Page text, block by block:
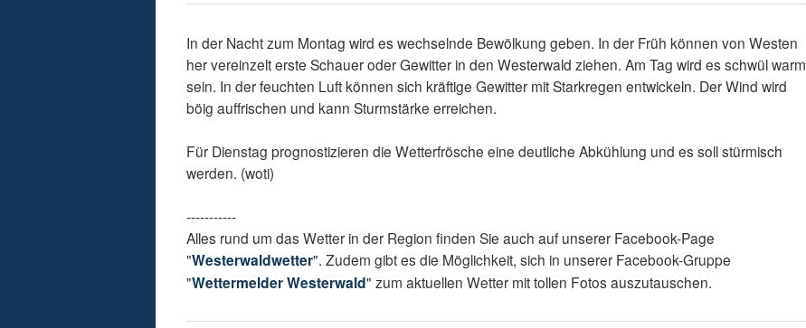
In der Nacht zum Montag wird es wechselnde Bewölkung geben. In der Früh können von Westen
her vereinzelt erste Schauer oder Gewitter in den Westerwald ziehen. Am Tag wird es schwül warm
sein. In der feuchten Luft können sich kräftige Gewitter mit Starkregen entwickeln. Der Wind wird
böig auffrischen und kann Sturmstärke erreichen.
Für Dienstag prognostizieren die Wetterfrösche eine deutliche Abkühlung und es soll stürmisch
werden. (woti)
-----------
Alles rund um das Wetter in der Region finden Sie auch auf unserer Facebook-Page
"Westerwaldwetter". Zudem gibt es die Möglichkeit, sich in unserer Facebook-Gruppe
"Wettermelder Westerwald" zum aktuellen Wetter mit tollen Fotos auszutauschen.